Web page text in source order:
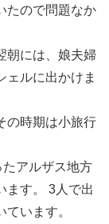
たので問題なか
朝には、娘夫婦
ェルに出かけま
の時期は小旅行
アルザス地方
ます。 3人で出
います。